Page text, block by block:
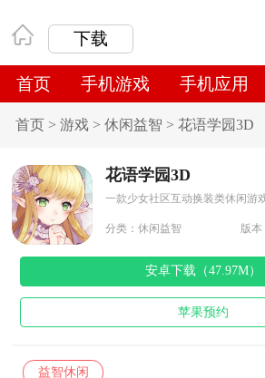
下载
首页 手机游戏 手机应用
首页 > 游戏 > 休闲益智 > 花语学园3D
花语学园3D
一款少女社区互动换装类休闲游
分类： 休闲益智 版本
安卓下载（47.97M）
苹果预约
益智休闲